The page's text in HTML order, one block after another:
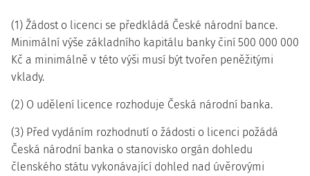
(1) Žádost o licenci se předkládá České národní bance.
Minimální výše základního kapitálu banky činí 500 000 000
Kč a minimálně v této výši musí být tvořen peněžitými
vklady.
(2) O udělení licence rozhoduje Česká národní banka.
(3) Před vydáním rozhodnutí o žádosti o licenci požádá
Česká národní banka o stanovisko orgán dohledu
členského státu vykonávající dohled nad úvěrovými